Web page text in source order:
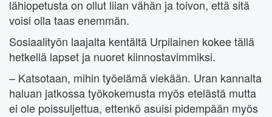
lähiopetusta on ollut liian vähän ja toivon, että sitä
voisi olla taas enemmän.
Sosiaalityön laajalta kentältä Urpilainen kokee tällä
hetkellä lapset ja nuoret kiinnostavimmiksi.
– Katsotaan, mihin työelämä viekään. Uran kannalta
haluan jatkossa työkokemusta myös etelästä mutta
ei ole poissuljettua, ettenkö asuisi pidempään myös